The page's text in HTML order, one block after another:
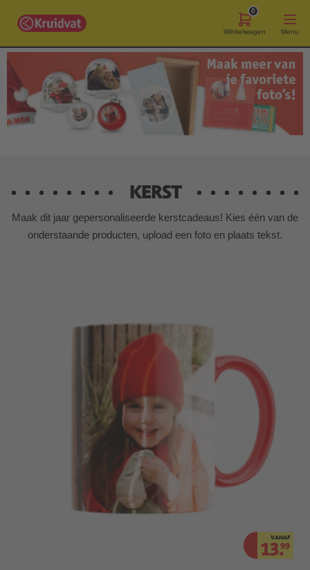
0
Winkelwagen Menu
KERST
Maak dit jaar gepersonaliseerde kerstcadeaus! Kies één van de
onderstaande producten, upload een foto en plaats tekst.
VANAF
13.99